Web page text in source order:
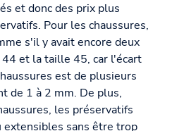
et donc des prix plus
Pour les chaussures,
s'il y avait encore deux
et la taille 45, car l'écart
est de plusieurs
de 1 à 2 mm. De plus,
les préservatifs
extensibles sans être trop